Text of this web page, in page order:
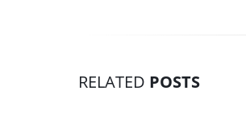
RELATED POSTS